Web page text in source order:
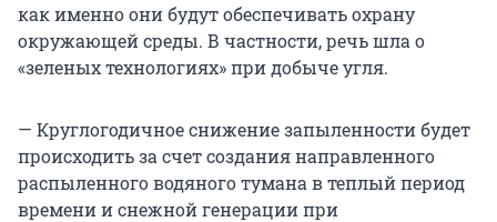
как именно они будут обеспечивать охрану
окружающей среды. В частности, речь шла о
«зеленых технологиях» при добыче угля.
— Круглогодичное снижение запыленности будет
происходить за счет создания направленного
распыленного водяного тумана в теплый период
времени и снежной генерации при